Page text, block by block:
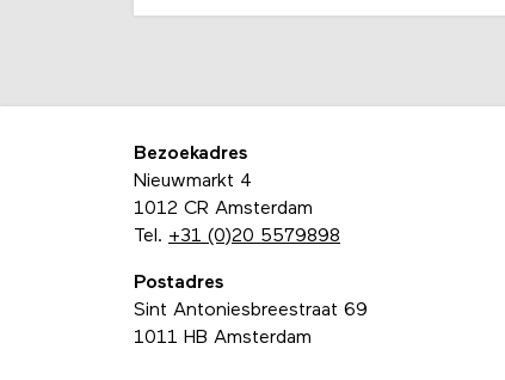
Bezoekadres
Nieuwmarkt 4
1012 CR Amsterdam
Tel. +31 (0)20 5579898
Postadres
Sint Antoniesbreestraat 69
1011 HB Amsterdam